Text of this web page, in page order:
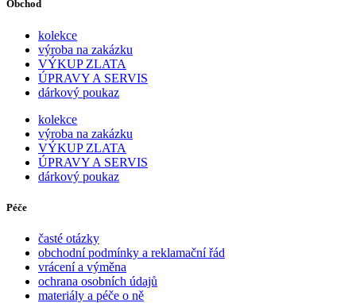
Obchod
kolekce
výroba na zakázku
VÝKUP ZLATA
ÚPRAVY A SERVIS
dárkový poukaz
kolekce
výroba na zakázku
VÝKUP ZLATA
ÚPRAVY A SERVIS
dárkový poukaz
Péče
časté otázky
obchodní podmínky a reklamační řád
vrácení a výměna
ochrana osobních údajů
materiály a péče o ně